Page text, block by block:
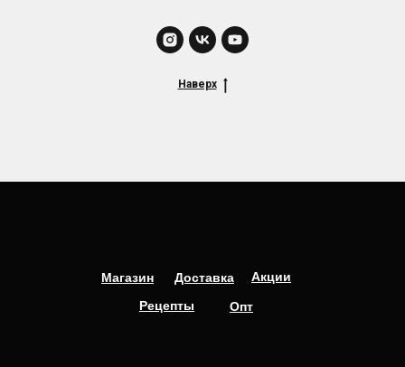
Наверх
Магазин Доставка Акции
Опт
Рецепты